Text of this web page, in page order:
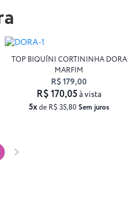
TOP BIQUÍNI CORTININHA DORA
MARFIM
R$ 179,00
5xde R$ 35,80 Sem juros
R$ 170,05à vista